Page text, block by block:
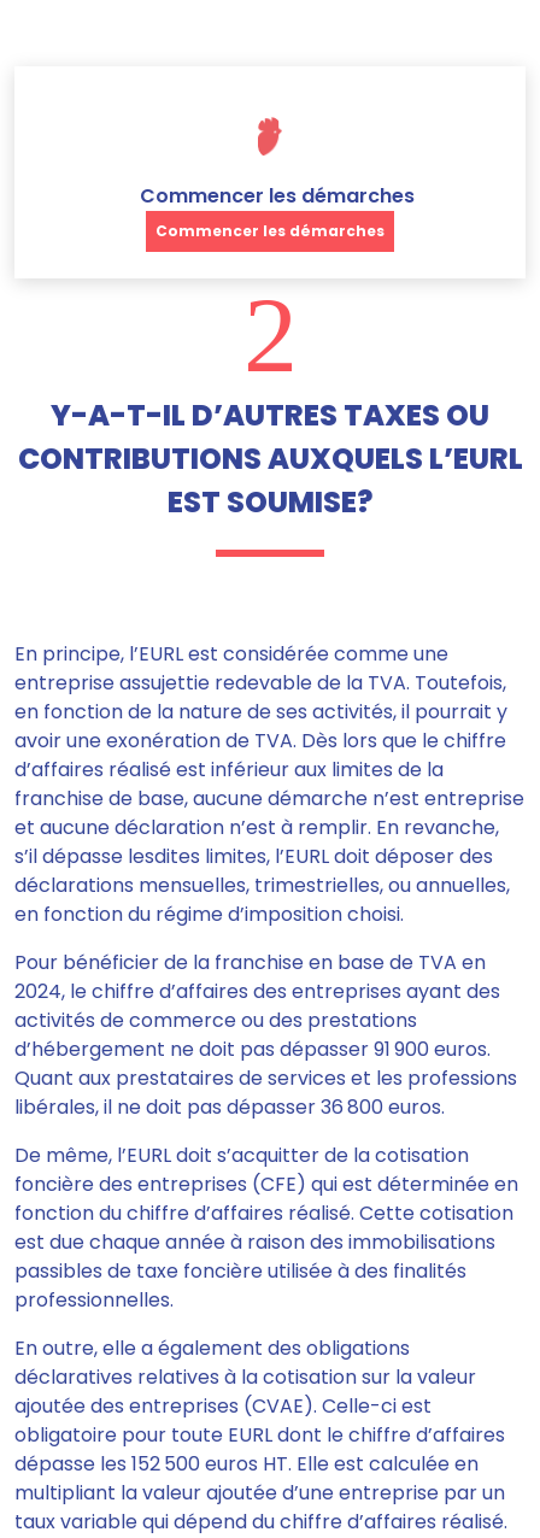
Commencer les démarches
Commencer les démarches
2
Y-A-T-IL D’AUTRES TAXES OU
CONTRIBUTIONS AUXQUELS L’EURL
EST SOUMISE?
En principe, l’EURL est considérée comme une
entreprise assujettie redevable de la TVA. Toutefois,
en fonction de la nature de ses activités, il pourrait y
avoir une exonération de TVA. Dès lors que le chiffre
d’affaires réalisé est inférieur aux limites de la
franchise de base, aucune démarche n’est entreprise
et aucune déclaration n’est à remplir. En revanche,
s’il dépasse lesdites limites, l’EURL doit déposer des
déclarations mensuelles, trimestrielles, ou annuelles,
en fonction du régime d’imposition choisi.
Pour bénéficier de la franchise en base de TVA en
2024, le chiffre d’affaires des entreprises ayant des
activités de commerce ou des prestations
d’hébergement ne doit pas dépasser 91 900 euros.
Quant aux prestataires de services et les professions
libérales, il ne doit pas dépasser 36 800 euros.
De même, l’EURL doit s’acquitter de la cotisation
foncière des entreprises (CFE) qui est déterminée en
fonction du chiffre d’affaires réalisé. Cette cotisation
est due chaque année à raison des immobilisations
passibles de taxe foncière utilisée à des finalités
professionnelles.
En outre, elle a également des obligations
déclaratives relatives à la cotisation sur la valeur
ajoutée des entreprises (CVAE). Celle-ci est
obligatoire pour toute EURL dont le chiffre d’affaires
dépasse les 152 500 euros HT. Elle est calculée en
multipliant la valeur ajoutée d’une entreprise par un
taux variable qui dépend du chiffre d’affaires réalisé.